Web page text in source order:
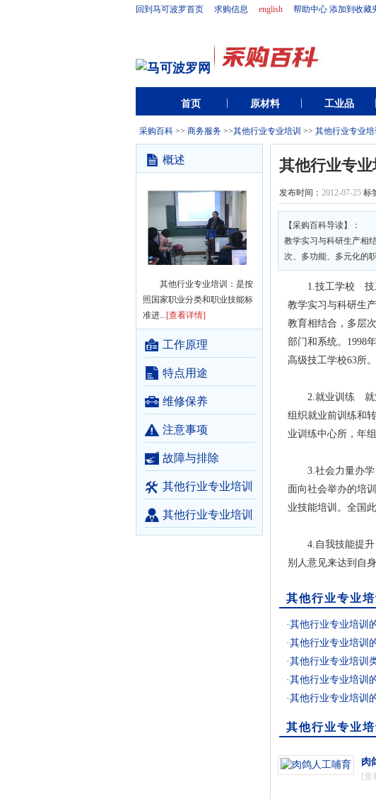
回到马可波罗首页 求购信息 english 帮助中心 添加到收藏
首页 原材料 工业品
采购百科 >> 商务服务 >>其他行业专业培训 >> 其他行业专业培
概述
其他行业专业培训：是按
照国家职业分类和职业技能标
准进...[查看详情]
工作原理
特点用途
维修保养
注意事项
故障与排除
其他行业专业培训
产品
其他行业专业培训
商家
其他行业专
发布时间： 2012-07-25 标
【采购百科导读】：
教学实习与科研生产相
次、多功能、多元化的
1.技工学校 技工
教学实习与科研生
教育相结合，多层
部门和系统。1998
高级技工学校63所。
2.就业训练 就业
组织就业前训练和
业训练中心所，年
3.社会力量办学
面向社会举办的培
业技能培训。全国
4.自我技能提升
别人意见来达到自
其他行业专业
·其他行业专业培训
·其他行业专业培训
·其他行业专业培训
·其他行业专业培训
·其他行业专业培训
其他行业专业
肉
[查